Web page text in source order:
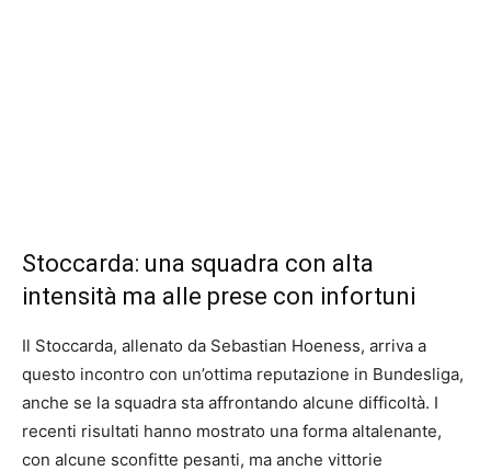
Stoccarda: una squadra con alta
intensità ma alle prese con infortuni
Il Stoccarda, allenato da Sebastian Hoeness, arriva a
questo incontro con un’ottima reputazione in Bundesliga,
anche se la squadra sta affrontando alcune difficoltà. I
recenti risultati hanno mostrato una forma altalenante,
con alcune sconfitte pesanti, ma anche vittorie